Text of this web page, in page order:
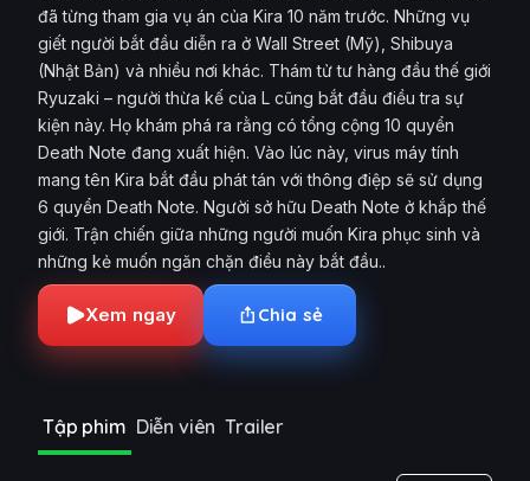
đã từng tham gia vụ án của Kira 10 năm trước. Những vụ
giết người bắt đầu diễn ra ở Wall Street (Mỹ), Shibuya
(Nhật Bản) và nhiều nơi khác. Thám tử tư hàng đầu thế giới
Ryuzaki – người thừa kế của L cũng bắt đầu điều tra sự
kiện này. Họ khám phá ra rằng có tổng cộng 10 quyển
Death Note đang xuất hiện. Vào lúc này, virus máy tính
mang tên Kira bắt đầu phát tán với thông điệp sẽ sử dụng
6 quyển Death Note. Người sở hữu Death Note ở khắp thế
giới. Trận chiến giữa những người muốn Kira phục sinh và
những kẻ muốn ngăn chặn điều này bắt đầu..
Xem ngay Chia sẻ
Tập phim Diễn viên Trailer